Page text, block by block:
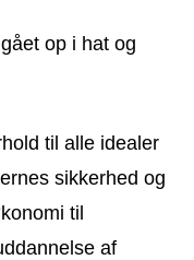
op i hat og
til alle idealer
sikkerhed og
til
af